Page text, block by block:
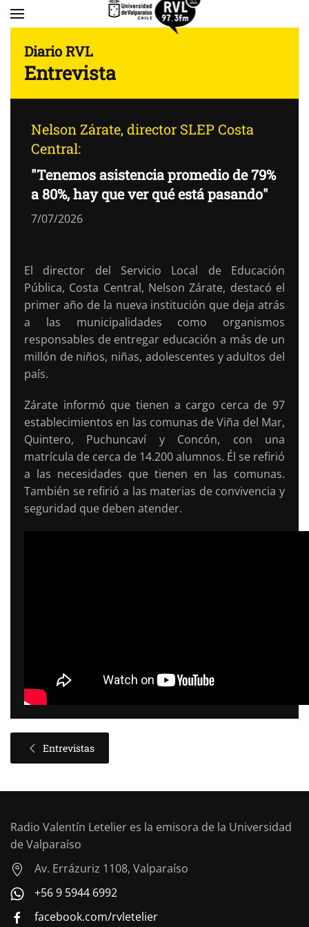
Diario RVL
Entrevista
Nelson Zárate, director SLEP Costa
Central:
"Tenemos asistencia promedio de 79%
a 80%, hay que ver qué está pasando"
7/07/2026
El director del Servicio Local de Educación
Pública, Costa Central, Nelson Zárate, destacó el
primer año de la nueva institución que deja atrás
a las municipalidades como organismos
responsables de entregar educación a más de un
millón de niños, niñas, adolescentes y adultos del
país.
Zárate informó que tienen a cargo cerca de 97
establecimientos en las comunas de Viña del Mar,
Quintero, Puchuncaví y Concón, con una
matrícula de cerca de 14.200 alumnos. Él se refirió
a las necesidades que tienen en las comunas.
También se refirió a las materias de convivencia y
seguridad que deben atender.
Entrevistas
Radio Valentín Letelier es la emisora de la Universidad
de Valparaíso
Av. Errázuriz 1108, Valparaíso
+56 9 5944 6992
facebook.com/rvletelier